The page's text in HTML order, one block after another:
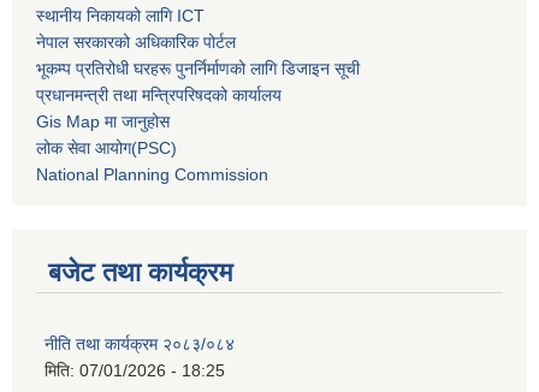
स्थानीय निकायको लागि ICT
नेपाल सरकारको अधिकारिक पोर्टल
भूकम्प प्रतिरोधी घरहरू पुनर्निर्माणको लागि डिजाइन सूची
प्रधानमन्त्री तथा मन्त्रिपरिषदको कार्यालय
Gis Map मा जानुहोस
लोक सेवा आयोग(PSC)
National Planning Commission
बजेट तथा कार्यक्रम
नीति तथा कार्यक्रम २०८३/०८४
मिति: 07/01/2026 - 18:25